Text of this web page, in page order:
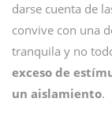
darse cuenta de
convive con una
tranquila y no
exceso de
un aislamiento.